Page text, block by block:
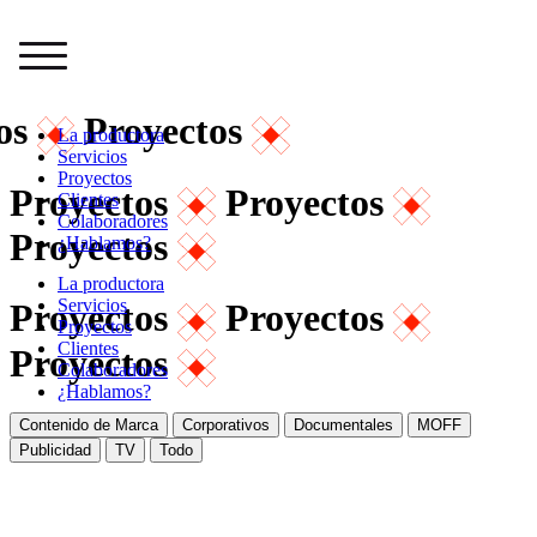
La productora
Servicios
Proyectos
Clientes
Colaboradores
¿Hablamos?
La productora
Servicios
Proyectos
Clientes
Colaboradores
¿Hablamos?
Proyectos
Proyectos
Proyectos
Proyectos
Proyectos
Proyectos
Proyectos
Contenido de Marca Corporativos Documentales
MOFF
Publicidad
TV Todo